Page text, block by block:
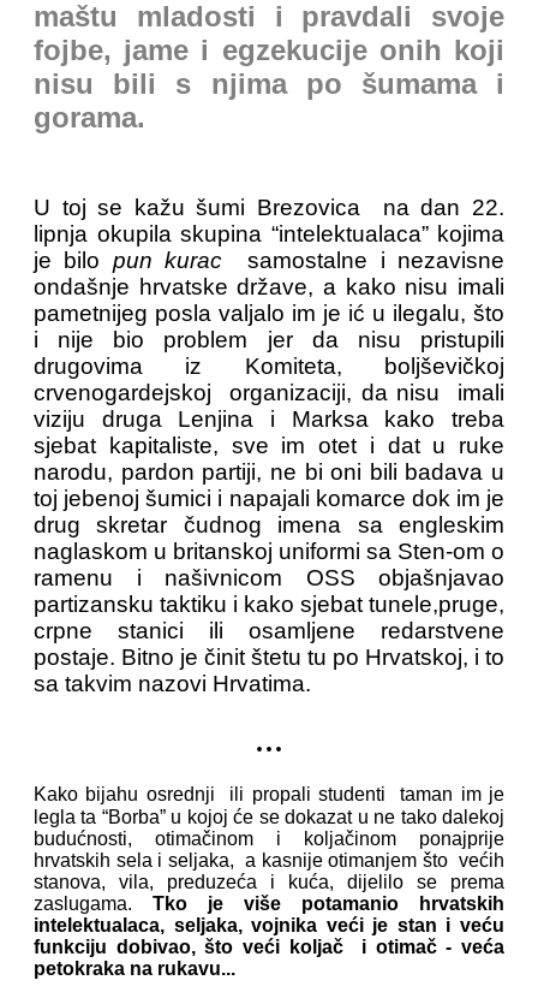
maštu mladosti i pravdali svoje
fojbe, jame i egzekucije onih koji
nisu bili s njima po šumama i
gorama.
U toj se kažu šumi Brezovica na dan 22.
lipnja okupila skupina “intelektualaca” kojima
je bilo pun kurac samostalne i nezavisne
ondašnje hrvatske države, a kako nisu imali
pametnijeg posla valjalo im je ić u ilegalu, što
i nije bio problem jer da nisu pristupili
drugovima iz Komiteta, boljševičkoj
crvenogardejskoj organizaciji, da nisu imali
viziju druga Lenjina i Marksa kako treba
sjebat kapitaliste, sve im otet i dat u ruke
narodu, pardon partiji, ne bi oni bili badava u
toj jebenoj šumici i napajali komarce dok im je
drug skretar čudnog imena sa engleskim
naglaskom u britanskoj uniformi sa Sten-om o
ramenu i našivnicom OSS objašnjavao
partizansku taktiku i kako sjebat tunele,pruge,
crpne stanici ili osamljene redarstvene
postaje. Bitno je činit štetu tu po Hrvatskoj, i to
sa takvim nazovi Hrvatima.
...
Kako bijahu osrednji ili propali studenti taman im je
legla ta “Borba” u kojoj će se dokazat u ne tako dalekoj
budućnosti, otimačinom i koljačinom ponajprije
hrvatskih sela i seljaka, a kasnije otimanjem što većih
stanova, vila, preduzeća i kuća, dijelilo se prema
zaslugama. Tko je više potamanio hrvatskih
intelektualaca, seljaka, vojnika veći je stan i veću
funkciju dobivao, što veći koljač i otimač - veća
petokraka na rukavu...